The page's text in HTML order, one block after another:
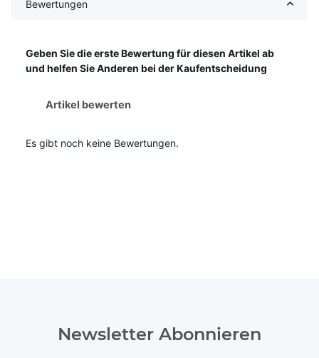
Bewertungen
Geben Sie die erste Bewertung für diesen Artikel ab
und helfen Sie Anderen bei der Kaufentscheidung
Artikel bewerten
Es gibt noch keine Bewertungen.
Newsletter Abonnieren